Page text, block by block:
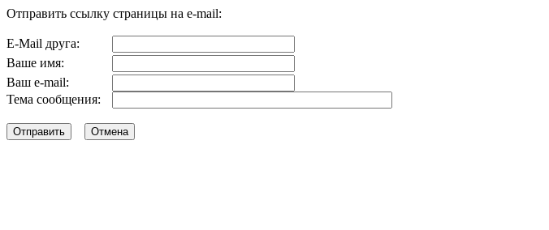
Отправить ссылку страницы на e-mail:
E-Mail друга:
Ваше имя:
Ваш e-mail:
Тема сообщения: